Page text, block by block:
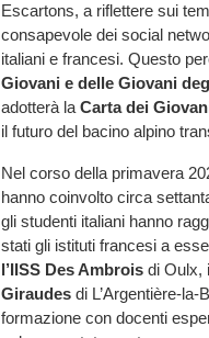
Escartons, a riflettere sui
consapevole dei social
italiani e francesi. Questo
Giovani e delle Giovani
adotterà la Carta dei
il futuro del bacino alpino
Nel corso della primavera
hanno coinvolto circa
gli studenti italiani hanno
stati gli istituti francesi a
l’IISS Des Ambrois di Oulx,
Giraudes di L’Argentière-
formazione con docenti